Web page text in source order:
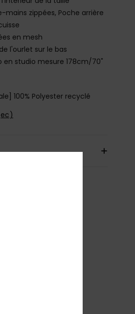
mains zippées, Poche arrière
en mesh
l'ourlet sur le bas
en studio mesure 178cm/70"
100% Polyester recyclé